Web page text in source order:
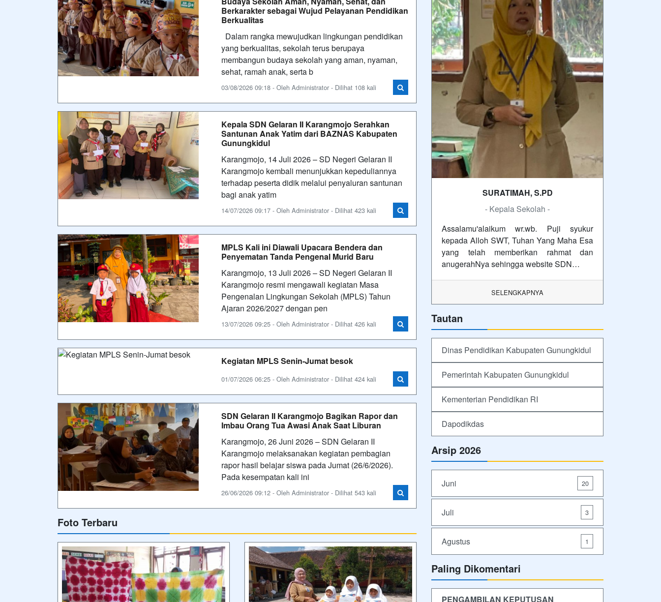
Berkarakter sebagai Wujud Pelayanan Pendidikan
Berkualitas
Dalam rangka mewujudkan lingkungan pendidikan
yang berkualitas, sekolah terus berupaya
membangun budaya sekolah yang aman, nyaman,
sehat, ramah anak, serta b
03/08/2026 09:18 - Oleh Administrator - Dilihat 108 kali
Kepala SDN Gelaran II Karangmojo Serahkan
Santunan Anak Yatim dari BAZNAS Kabupaten
Gunungkidul
Karangmojo, 14 Juli 2026 – SD Negeri Gelaran II
Karangmojo kembali menunjukkan kepeduliannya
terhadap peserta didik melalui penyaluran santunan
bagi anak yatim
14/07/2026 09:17 - Oleh Administrator - Dilihat 423 kali
MPLS Kali ini Diawali Upacara Bendera dan
Penyematan Tanda Pengenal Murid Baru
Karangmojo, 13 Juli 2026 – SD Negeri Gelaran II
Karangmojo resmi mengawali kegiatan Masa
Pengenalan Lingkungan Sekolah (MPLS) Tahun
Ajaran 2026/2027 dengan pen
13/07/2026 09:25 - Oleh Administrator - Dilihat 426 kali
Kegiatan MPLS Senin-Jumat besok
01/07/2026 06:25 - Oleh Administrator - Dilihat 424 kali
SDN Gelaran II Karangmojo Bagikan Rapor dan
Imbau Orang Tua Awasi Anak Saat Liburan
Karangmojo, 26 Juni 2026 – SDN Gelaran II
Karangmojo melaksanakan kegiatan pembagian
rapor hasil belajar siswa pada Jumat (26/6/2026).
Pada kesempatan kali ini
26/06/2026 09:12 - Oleh Administrator - Dilihat 543 kali
Foto Terbaru
SURATIMAH, S.PD
- Kepala Sekolah -
Assalamu'alaikum wr.wb. Puji syukur
kepada Alloh SWT, Tuhan Yang Maha Esa
yang telah memberikan rahmat dan
anugerahNya sehingga website SDN…
SELENGKAPNYA
Tautan
Dinas Pendidikan Kabupaten Gunungkidul
Pemerintah Kabupaten Gunungkidul
Kementerian Pendidikan RI
Dapodikdas
Arsip 2026
Juni 20
Juli 3
Agustus 1
Paling Dikomentari
PENGAMBILAN KEPUTUSAN